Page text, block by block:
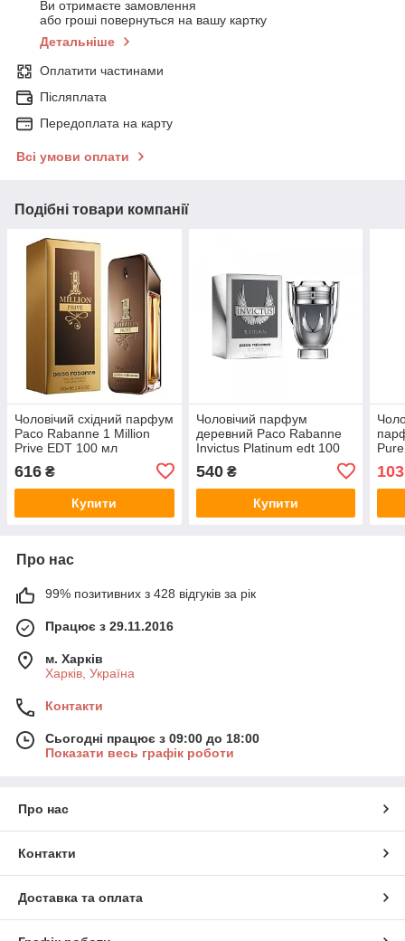
Ви отримаєте замовлення
або гроші повернуться на вашу картку
Детальніше
Оплатити частинами
Післяплата
Передоплата на карту
Всі умови оплати
Подібні товари компанії
Чоловічий східний парфум
Paco Rabanne 1 Million
Prive EDT 100 мл
616 ₴
Купити
Чоловічий парфум
деревний Paco Rabanne
Invictus Platinum edt 100
540₴
Купити
Про нас
99% позитивних з 428 відгуків за рік
Працює з 29.11.2016
м. Харків
Харків, Україна
Контакти
Сьогодні працює з 09:00 до 18:00
Показати весь графік роботи
Про нас
Контакти
Доставка та оплата